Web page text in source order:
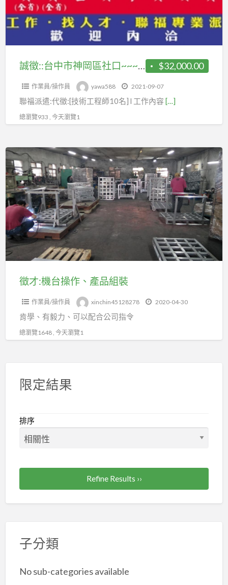
神
岡
社
$32,000.00
誠徵::台中市神岡區社口~~~[技術員10名]
作業員/操作員 yawa588 2021-09-07
聯福派遣:代徵:[技術工程師10名] l 工作內容 […]
總瀏覽933 , 今天瀏覽1
徵
才:
機
台
操
作、
產
品
組
徵才:機台操作、產品組裝
作業員/操作員 xinchin45128278 2020-04-30
肯學、有毅力、可以配合公司指令
總瀏覽1648 , 今天瀏覽1
限定結果
排序
Refine Results ››
子分類
No sub-categories available